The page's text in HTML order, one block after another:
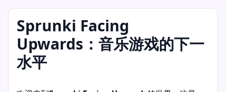
Sprunki Facing
Upwards：音乐游戏的下一
水平